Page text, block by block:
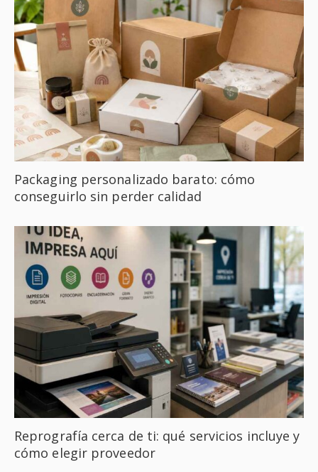
Packaging personalizado barato: cómo
conseguirlo sin perder calidad
Reprografía cerca de ti: qué servicios incluye y
cómo elegir proveedor